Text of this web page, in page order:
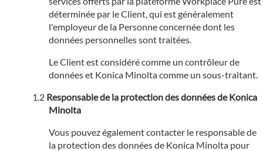
déterminée par le Client, qui est généralement
l'employeur de la Personne concernée dont les
données personnelles sont traitées.
Le Client est considéré comme un contrôleur de
données et Konica Minolta comme un sous-traitant.
Responsable de la protection des données de Konica
Minolta
Vous pouvez également contacter le responsable de
la protection des données de Konica Minolta pour